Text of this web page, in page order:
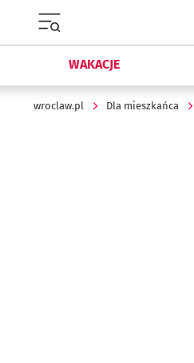
WAKACJE
wroclaw.pl Dla mieszkańca